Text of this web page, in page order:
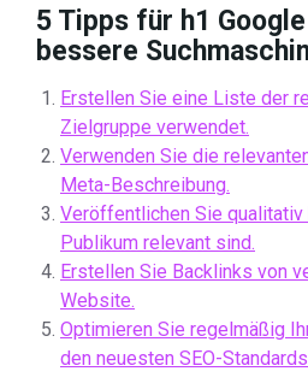
5 Tipps für h1
bessere
Erstellen Sie eine Liste der
Zielgruppe verwendet.
Verwenden Sie die
Meta-Beschreibung.
Veröffentlichen Sie
Publikum relevant sind.
Erstellen Sie Backlinks von
Website.
Optimieren Sie regelmäßig
den neuesten SEO-